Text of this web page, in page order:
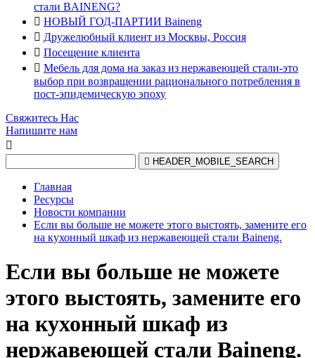
стали BAINENG?
 НОВЫЙ ГОД-ПАРТИИ Baineng
 Дружелюбный клиент из Москвы, Россия
 Посещение клиента
 Мебель для дома на заказ из нержавеющей стали-это
выбор при возвращении рационального потребления в
пост-эпидемическую эпоху
Свяжитесь Нас
Напишите нам

 HEADER_MOBILE_SEARCH
Главная
Ресурсы
Новости компании
Если вы больше не можете этого выстоять, замените его
на кухонный шкаф из нержавеющей стали Baineng.
Если вы больше не можете
этого выстоять, замените его
на кухонный шкаф из
нержавеющей стали Baineng.